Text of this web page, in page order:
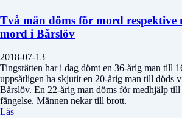
Två män döms för mord respektive
mord i Bårslöv
2018-07-13
Tingsrätten har i dag dömt en 36-årig man till
uppsåtligen ha skjutit en 20-årig man till döds
Bårslöv. En 22-årig man döms för medhjälp
fängelse. Männen nekar till brott.
Läs